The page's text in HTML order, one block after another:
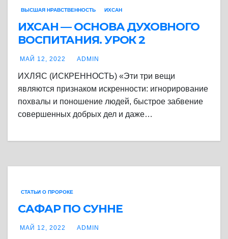
ВЫСШАЯ НРАВСТВЕННОСТЬ ИХСАН
ИХСАН — ОСНОВА ДУХОВНОГО
ВОСПИТАНИЯ. УРОК 2
МАЙ 12, 2022 ADMIN
ИХЛЯС (ИСКРЕННОСТЬ) «Эти три вещи
являются признаком искренности: игнорирование
похвалы и поношение людей, быстрое забвение
совершенных добрых дел и даже…
СТАТЬИ О ПРОРОКЕ
САФАР ПО СУННЕ
МАЙ 12, 2022 ADMIN